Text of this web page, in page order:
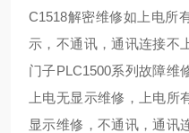
C1518解密维修如上电所
示，不通讯，通讯连接不
门子PLC1500系列故障维
上电无显示维修，上电
显示维修，不通讯，通讯